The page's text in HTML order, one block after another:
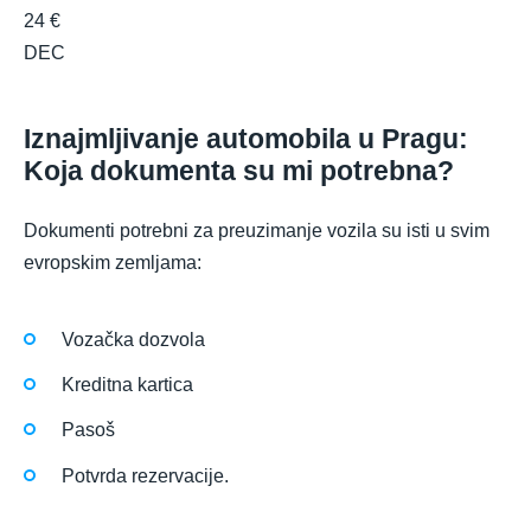
24 €
DEC
Iznajmljivanje automobila u Pragu:
Koja dokumenta su mi potrebna?
Dokumenti potrebni za preuzimanje vozila su isti u svim
evropskim zemljama:
Vozačka dozvola
Kreditna kartica
Pasoš
Potvrda rezervacije.